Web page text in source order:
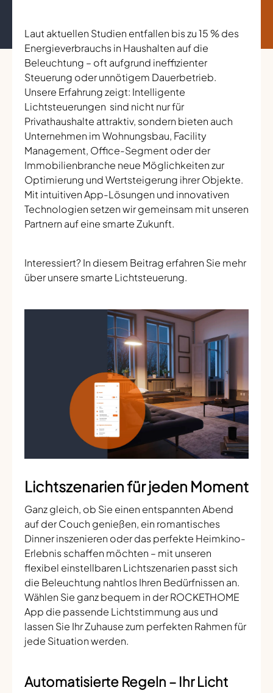
Laut aktuellen Studien entfallen bis zu 15 % des
Energieverbrauchs in Haushalten auf die
Beleuchtung – oft aufgrund ineffizienter
Steuerung oder unnötigem Dauerbetrieb.
Unsere Erfahrung zeigt: Intelligente
Lichtsteuerungen sind nicht nur für
Privathaushalte attraktiv, sondern bieten auch
Unternehmen im Wohnungsbau, Facility
Management, Office-Segment oder der
Immobilienbranche neue Möglichkeiten zur
Optimierung und Wertsteigerung ihrer Objekte.
Mit intuitiven App-Lösungen und innovativen
Technologien setzen wir gemeinsam mit unseren
Partnern auf eine smarte Zukunft.
Interessiert? In diesem Beitrag erfahren Sie mehr
über unsere smarte Lichtsteuerung.
Lichtszenarien für jeden Moment
Ganz gleich, ob Sie einen entspannten Abend
auf der Couch genießen, ein romantisches
Dinner inszenieren oder das perfekte Heimkino-
Erlebnis schaffen möchten – mit unseren
flexibel einstellbaren Lichtszenarien passt sich
die Beleuchtung nahtlos Ihren Bedürfnissen an.
Wählen Sie ganz bequem in der ROCKETHOME
App die passende Lichtstimmung aus und
lassen Sie Ihr Zuhause zum perfekten Rahmen für
jede Situation werden.
Automatisierte Regeln – Ihr Licht